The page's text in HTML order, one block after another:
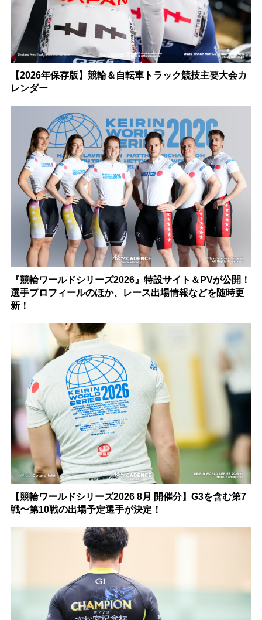
【2026年保存版】競輪＆自転車トラック競技主要大会カ
レンダー
『競輪ワールドシリーズ2026』特設サイト＆PVが公開！
選手プロフィールのほか、レース出場情報などを随時更
新！
【競輪ワールドシリーズ2026 8月 開催分】G3を含む第7
戦〜第10戦の出場予定選手が決定！